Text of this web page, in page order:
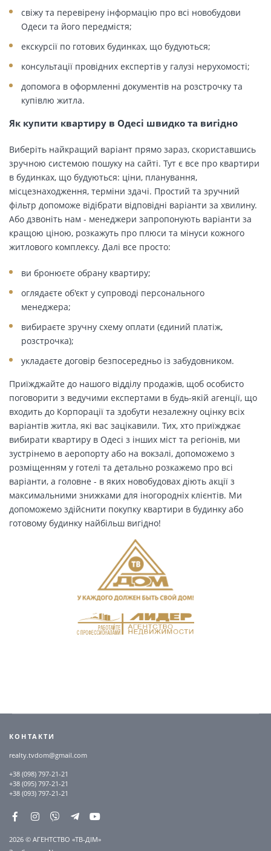
свіжу та перевірену інформацію про всі новобудови
Одеси та його передмістя;
екскурсії по готових будинках, що будуються;
консультації провідних експертів у галузі нерухомості;
допомога в оформленні документів на розстрочку та
купівлю житла.
Як купити квартиру в Одесі швидко та вигідно
Виберіть найкращий варіант прямо зараз, скориставшись
зручною системою пошуку на сайті. Тут є все про квартири
в будинках, що будуються: ціни, планування,
місцезнаходження, терміни здачі. Простий та зручний
фільтр допоможе відібрати відповідні варіанти за хвилину.
Або дзвоніть нам - менеджери запропонують варіанти за
кращою ціною, розкажуть про плюси та мінуси кожного
житлового комплексу. Далі все просто:
ви бронюєте обрану квартиру;
оглядаєте об'єкт у супроводі персонального
менеджера;
вибираєте зручну схему оплати (єдиний платіж,
розстрочка);
укладаєте договір безпосередньо із забудовником.
Приїжджайте до нашого відділу продажів, щоб особисто
поговорити з ведучими експертами в будь-якій агенції, що
входить до Корпорації та здобути незалежну оцінку всіх
варіантів житла, які вас зацікавили. Тих, хто приїжджає
вибирати квартиру в Одесі з інших міст та регіонів, ми
зустрінемо в аеропорту або на вокзалі, допоможемо з
розміщенням у готелі та детально розкажемо про всі
варіанти, а головне - в яких новобудовах діють акції з
максимальними знижками для іногородніх клієнтів. Ми
допоможемо здійснити покупку квартири в будинку або
готовому будинку найбільш вигідно!
КОНТАКТИ
realty.tvdom@gmail.com
+38 (098) 797-21-21
+38 (095) 797-21-21
+38 (093) 797-21-21
2026 © АГЕНТСТВО «ТВ-ДІМ»